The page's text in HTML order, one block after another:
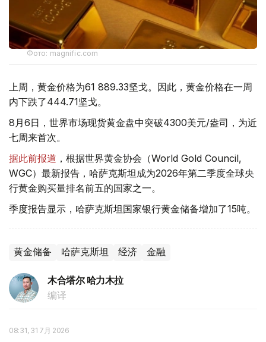
Фото: magnific.com
上周，黄金价格为61 889.33坚戈。因此，黄金价格在一周
内下跌了444.71坚戈。
8月6日，世界市场现货黄金盘中突破4300美元/盎司，为近
七周来首次。
据此前报道 ，根据世界黄金协会（World Gold Council,
WGC）最新报告，哈萨克斯坦成为2026年第二季度全球央
行黄金购买量排名前五的国家之一。
季度报告显示，哈萨克斯坦国家银行黄金储备增加了15吨。
黄金储备 哈萨克斯坦 经济 金融
木合塔尔 哈力木拉
编译
08:31, 31 7月 2026